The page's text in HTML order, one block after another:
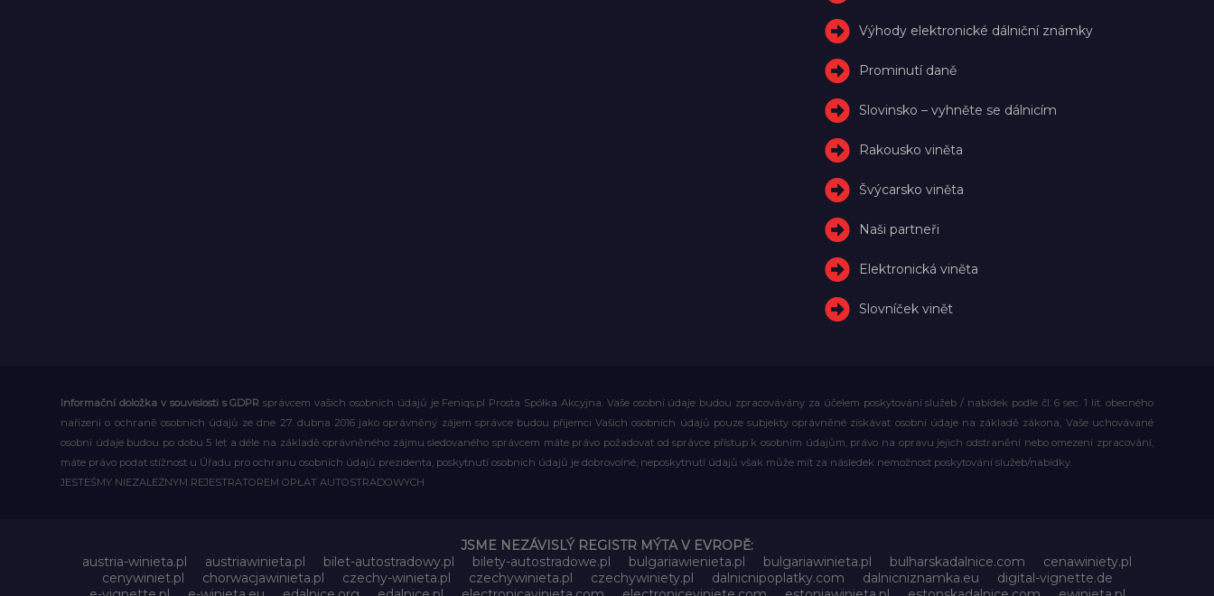
Výhody elektronické dálniční známky
Prominutí daně
Slovinsko – vyhněte se dálnicím
Rakousko viněta
Švýcarsko viněta
Naši partneři
Elektronická viněta
Slovníček vinět
Informační doložka v souvislosti s GDPRsprávcem vašich osobních údajů je Feniqs.pl Prosta Spółka Akcyjna. Vaše osobní údaje budou zpracovávány za účelem poskytování služeb / nabídek podle čl. 6 sec. 1 lit. obecného
nařízení o ochraně osobních údajů ze dne 27. dubna 2016 jako oprávněný zájem správce budou příjemci Vašich osobních údajů pouze subjekty oprávněné získávat osobní údaje na základě zákona, Vaše uchovávané
osobní údaje budou po dobu 5 let a déle na základě oprávněného zájmu sledovaného správcem máte právo požadovat od správce přístup k osobním údajům, právo na opravu jejich odstranění nebo omezení zpracování,
máte právo podat stížnost u Úřadu pro ochranu osobních údajů prezidenta, poskytnutí osobních údajů je dobrovolné, neposkytnutí údajů však může mít za následek nemožnost poskytování služeb/nabídky.
JESTEŚMY NIEZALEŻNYM REJESTRATOREM OPŁAT AUTOSTRADOWYCH
JSME NEZÁVISLÝ REGISTR MÝTA V EVROPĚ:
austria-winieta.pl
austriawinieta.pl bilet-autostradowy.pl bilety-autostradowe.pl bulgariawienieta.pl bulgariawinieta.pl bulharskadalnice.com
cenawiniety.pl
cenywiniet.pl
chorwacjawinieta.pl czechy-winieta.pl czechywinieta.pl czechywiniety.pl dalnicnipoplatky.com dalnicniznamka.eu
digital-vignette.de